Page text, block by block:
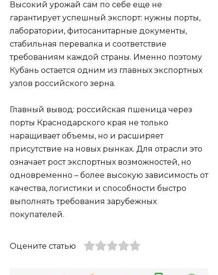
Высокий урожай сам по себе еще не
гарантирует успешный экспорт: нужны порты,
лаборатории, фитосанитарные документы,
стабильная перевалка и соответствие
требованиям каждой страны. Именно поэтому
Кубань остается одним из главных экспортных
узлов российского зерна.
Главный вывод: российская пшеница через
порты Краснодарского края не только
наращивает объемы, но и расширяет
присутствие на новых рынках. Для отрасли это
означает рост экспортных возможностей, но
одновременно – более высокую зависимость от
качества, логистики и способности быстро
выполнять требования зарубежных
покупателей.
Оцените статью